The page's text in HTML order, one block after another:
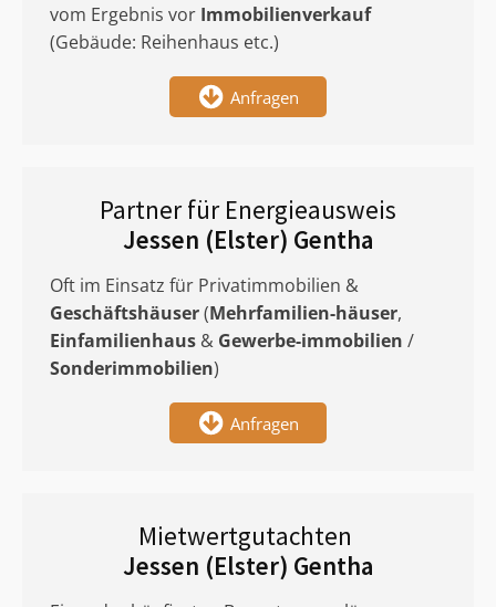
vom Ergebnis vor Immobilienverkauf
(Gebäude: Reihenhaus etc.)
Anfragen
Partner für Energieausweis
Jessen (Elster) Gentha
Oft im Einsatz für Privatimmobilien &
Geschäftshäuser(Mehrfamilien-häuser,
Einfamilienhaus & Gewerbe-immobilien /
Sonderimmobilien)
Anfragen
Mietwertgutachten
Jessen (Elster) Gentha